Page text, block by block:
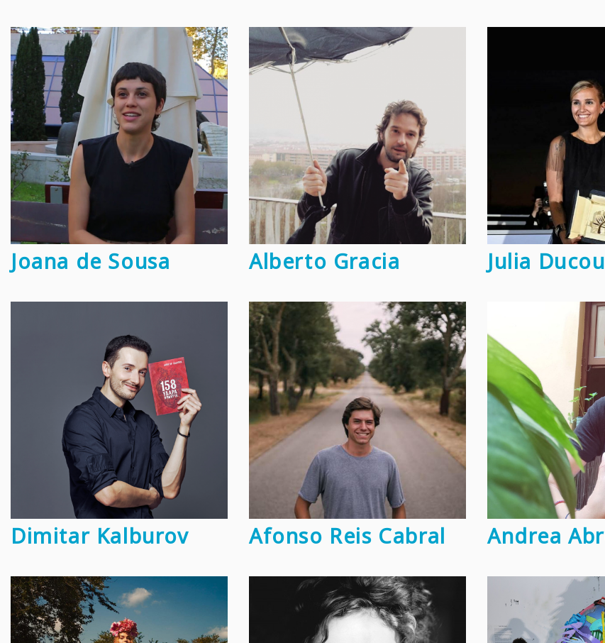
Joana de Sousa Alberto Gracia Julia
Dimitar Kalburov Afonso Reis Cabral Andrea